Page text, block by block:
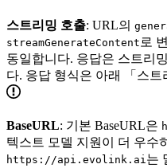
스트리밍 호출: URL의
streamGenerateContent 로
동일합니다. 응답은 스트리
다. 응답 형식은 아래 「스
BaseURL: 기본 BaseURL은
텍스트 모델 지원이 더 우수
https://api.evolink.ai는